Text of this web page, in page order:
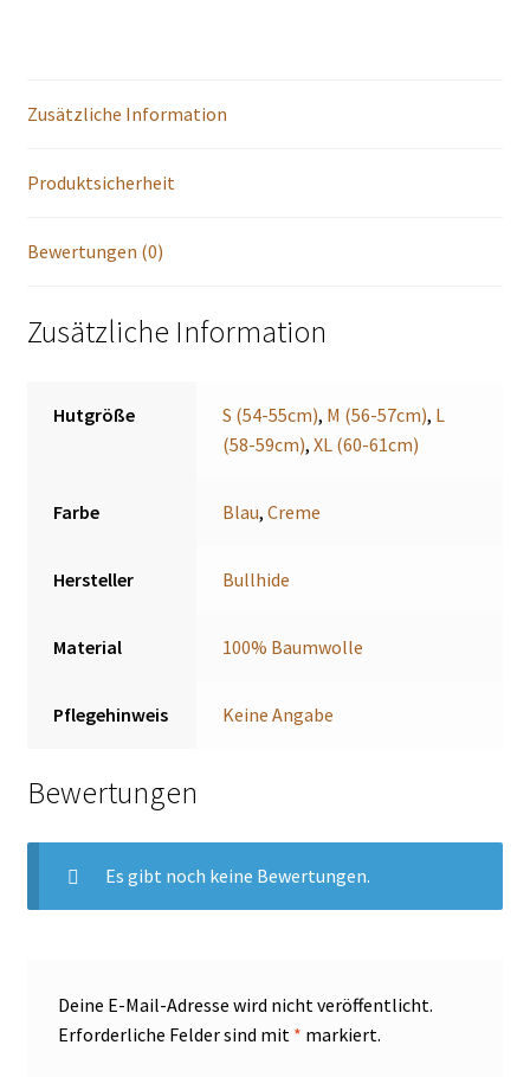
Zusätzliche Information
Produktsicherheit
Bewertungen (0)
Zusätzliche Information
Hutgröße S (54-55cm), M (56-57cm), L
(58-59cm),XL (60-61cm)
Farbe Blau,Creme
Hersteller Bullhide
Material 100% Baumwolle
Pflegehinweis Keine Angabe
Bewertungen
Es gibt noch keine Bewertungen.
Deine E-Mail-Adresse wird nicht veröffentlicht.
Erforderliche Felder sind mit * markiert.